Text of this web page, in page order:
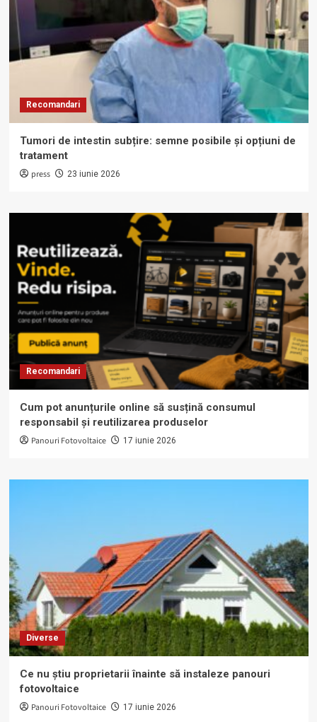
Recomandari
Tumori de intestin subțire: semne posibile și opțiuni de
tratament
press 23 iunie 2026
Recomandari
Cum pot anunțurile online să susțină consumul
responsabil și reutilizarea produselor
Panouri Fotovoltaice 17 iunie 2026
Diverse
Ce nu știu proprietarii înainte să instaleze panouri
fotovoltaice
Panouri Fotovoltaice 17 iunie 2026